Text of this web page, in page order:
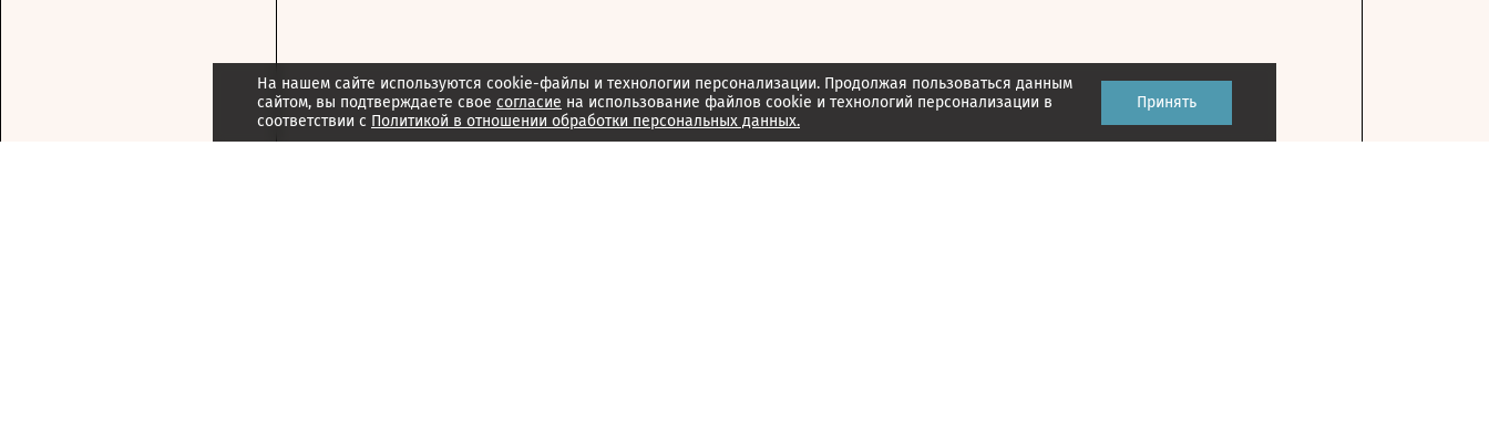
На нашем сайте используются cookie-файлы и технологии персонализации. Продолжая пользоваться данным
сайтом, вы подтверждаете свое согласие на использование файлов cookie и технологий персонализации в
соответствии с Политикой в отношении обработки персональных данных.
Принять